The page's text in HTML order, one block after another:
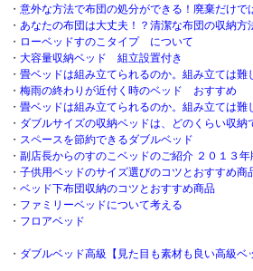
・ 意外な方法で布団の処分ができる！廃棄だけで
・ あなたの布団は大丈夫！？清潔な布団の収納方
・ ローベッドすのこタイプ について
・ 大容量収納ベッド 組立設置付き
・ 畳ベッドは組み立てられるのか。組み立ては難
・ 梅雨の終わりが近付く時のベッド おすすめ
・ 畳ベッドは組み立てられるのか。組み立ては難
・ ダブルサイズの収納ベッドは、どのくらい収納
・ スペースを節約できるダブルベッド
・ 副店長からのすのこベッドのご紹介 ２０１３年
・ 子供用ベッドのサイズ選びのコツとおすすめ商
・ ベッド下布団収納のコツとおすすめ商品
・ ファミリーベッドについて考える
・ フロアベッド
・ ダブルベッド高級【見た目も素材も良い高級ベ